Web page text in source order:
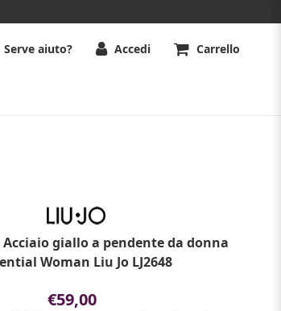
Serve aiuto? Accedi Carrello
giallo a pendente da donna
Woman Liu Jo LJ2648
€59,00